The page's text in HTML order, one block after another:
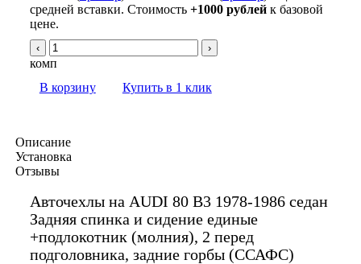
средней вставки. Стоимость +1000 рублейк базовой
цене.
‹ ›
комп
В корзину
Купить в 1 клик
Описание
Установка
Отзывы
Авточехлы на AUDI 80 В3 1978-1986 седан
Задняя спинка и сидение единые
+подлокотник (молния), 2 перед
подголовника, задние горбы (ССАФС)